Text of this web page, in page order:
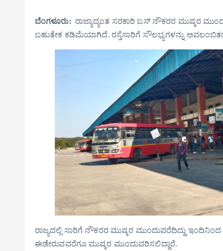
ಬೆಂಗಳೂರು:ರಾಜ್ಯಾದ್ಯಂತ ಸರಕಾರಿ ಬಸ್ ನೌಕರರ ಮುಷ್ಕರ
ಬಹುತೇಕ ಕಡಿಮೆಯಾಗಿದೆ. ರಸ್ತೆಸಾರಿಗೆ ಸೌಲಭ್ಯಗಳನ್ನು
ರಾಜ್ಯದಲ್ಲಿ ಸಾರಿಗೆ ನೌಕರರ ಮುಷ್ಕರ ಮುಂದುವರೆದಿದ್ದು ಇಂದಿನಿಂದ
ಈಡೇರುವವರೆಗೂ ಮುಷ್ಕರ ಮುಂದುವರಿಸಲಿದ್ದಾರೆ.